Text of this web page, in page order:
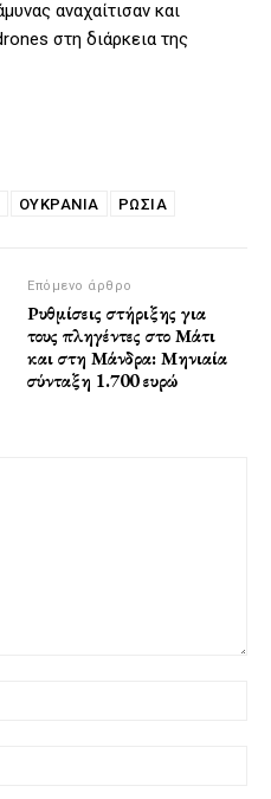
αναχαίτισαν και
στη διάρκεια της
ΟΥΚΡΑΝΙΑ ΡΩΣΙΑ
Επόμενο άρθρο
Ρυθμίσεις στήριξης για
τους πληγέντες στο Μάτι
και στη Μάνδρα: Μηνιαία
σύνταξη 1.700 ευρώ